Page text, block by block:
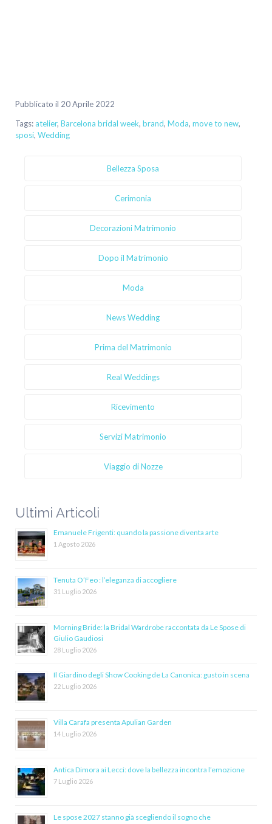
Pubblicato il 20 Aprile 2022
Tags: atelier, Barcelona bridal week, brand, Moda, move to new,
sposi, Wedding
Bellezza Sposa
Cerimonia
Decorazioni Matrimonio
Dopo il Matrimonio
Moda
News Wedding
Prima del Matrimonio
Real Weddings
Ricevimento
Servizi Matrimonio
Viaggio di Nozze
Ultimi Articoli
Emanuele Frigenti: quando la passione diventa arte
1 Agosto 2026
Tenuta O’Feo : l’eleganza di accogliere
31 Luglio 2026
Morning Bride: la Bridal Wardrobe raccontata da Le Spose di
Giulio Gaudiosi
28 Luglio 2026
Il Giardino degli Show Cooking de La Canonica: gusto in scena
22 Luglio 2026
Villa Carafa presenta Apulian Garden
14 Luglio 2026
Antica Dimora ai Lecci: dove la bellezza incontra l’emozione
7 Luglio 2026
Le spose 2027 stanno già scegliendo il sogno che